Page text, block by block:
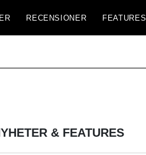
RECENSIONER FEATURES
& FEATURES